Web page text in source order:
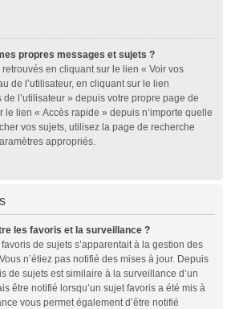
propres messages et sujets ?
en cliquant sur le lien « Voir vos
de l’utilisateur, en cliquant sur le lien
l’utilisateur » depuis votre propre page de
lien « Accès rapide » depuis n’importe quelle
vos sujets, utilisez la page de recherche
appropriés.
les favoris et la surveillance ?
de sujets s’apparentait à la gestion des
n’étiez pas notifié des mises à jour. Depuis
de sujets est similaire à la surveillance d’un
être notifié lorsqu’un sujet favoris a été mis à
vous permet également d’être notifié